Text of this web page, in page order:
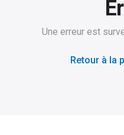
Une erreur est
Retour à la